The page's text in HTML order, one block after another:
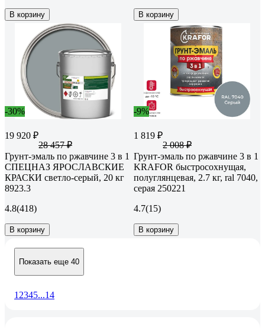
В корзину В корзину
-30%
19 920 ₽
28 457 ₽
Грунт-эмаль по ржавчине 3 в 1
СПЕЦНАЗ ЯРОСЛАВСКИЕ
КРАСКИ светло-серый, 20 кг
8923.3
4.8(418)
В корзину
-9%
1 819 ₽
2 008 ₽
Грунт-эмаль по ржавчине 3 в 1
KRAFOR быстросохнущая,
полуглянцевая, 2.7 кг, ral 7040,
серая 250221
4.7(15)
В корзину
Показать еще 40
1 2345...14